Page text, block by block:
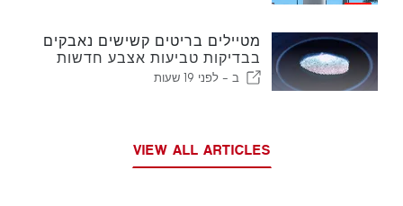
מטיילים בריטים קשישים נאבקים
בבדיקות טביעות אצבע חדשות
של האיחוד האירופי
ב - לפני 19 שעות
VIEW ALL ARTICLES